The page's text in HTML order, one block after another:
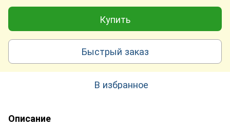
Купить
Быстрый заказ
В избранное
Описание